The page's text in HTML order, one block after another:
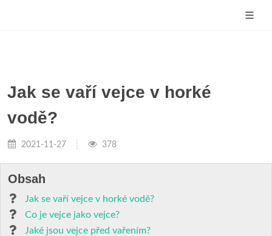
Jak se vaří vejce v horké
vodě?
2021-11-27 378
Obsah
Jak se vaří vejce v horké vodě?
Co je vejce jako vejce?
Jaké jsou vejce před vařením?